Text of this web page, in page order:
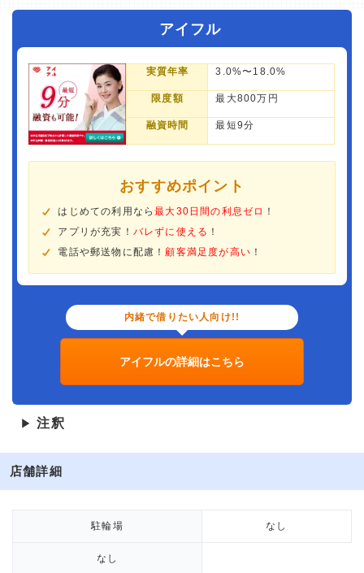
アイフル
実質年率 3.0%〜18.0%
限度額 最大800万円
融資時間 最短9分
おすすめポイント
はじめての利用なら最大30日間の利息ゼロ ！
アプリが充実！ バレずに使える ！
電話や郵送物に配慮！顧客満足度が高い ！
内緒で借りたい人向け!!
アイフルの詳細はこちら
▶ 注釈
店舗詳細
駐輪場 なし
なし